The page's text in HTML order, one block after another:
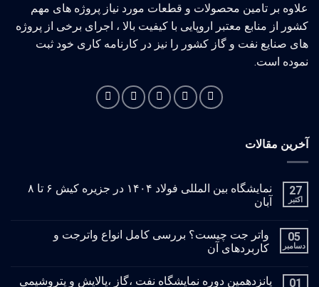
علاوه بر تامین محصولات و قطعات مورد نیاز پروژه های مهم
کشور از منابع معتبر اروپایی با کیفیت بالا ، اجرای برخی از پروژه
های صنایع نفت و گاز کشور را نیز در کارنامه کاری خود ثبت
نموده است.
آخرین مقالات
27
اکتبر
نمایشگاه بین المللی فولاد ۱۴۰۴ در جزیره کیش ۶ تا ۸
آبان
05
دسامبر
واتر جت چیست؟ بررسی کامل انواع واترجت و
کاربردهای آن
01 پانزدهمین دوره نمایشگاه نفت ،گاز ،پالایش و پتروشیمی